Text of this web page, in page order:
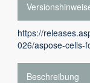
https://
026/aspose-cells-
Beschreibung